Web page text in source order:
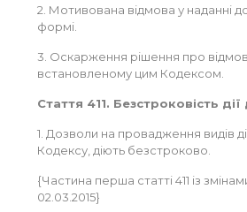
2. Мотивована відмова у наданні
формі.
3. Оскарження рішення про
встановленому цим Кодексом.
Стаття 411. Безстроковість дії
1. Дозволи на провадження видів
Кодексу, діють безстроково.
{Частина перша статті 411 із
02.03.2015}